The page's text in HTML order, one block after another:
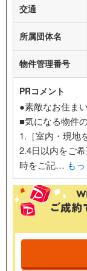
交通
所属団体名
物件管理番号
PRコメント
●素敵なお住ま
■気になる物件
1.［室内・現地
2.4日以内をご
時をご記… も